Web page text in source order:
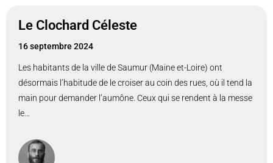
Le Clochard Céleste
16 septembre 2024
Les habitants de la ville de Saumur (Maine et-Loire) ont
désormais l’habitude de le croiser au coin des rues, où il tend la
main pour demander l’aumône. Ceux qui se rendent à la messe
le...